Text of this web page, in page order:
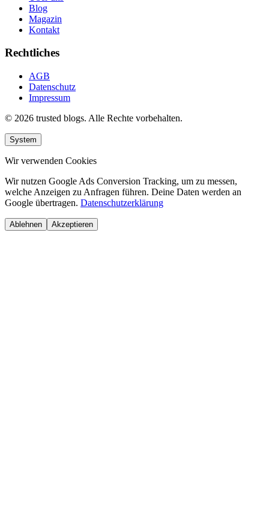
Blog
Magazin
Kontakt
Rechtliches
AGB
Datenschutz
Impressum
© 2026 trusted blogs. Alle Rechte vorbehalten.
System
Wir verwenden Cookies
Wir nutzen Google Ads Conversion Tracking, um zu messen,
welche Anzeigen zu Anfragen führen. Deine Daten werden an
Google übertragen. Datenschutzerklärung
Ablehnen Akzeptieren